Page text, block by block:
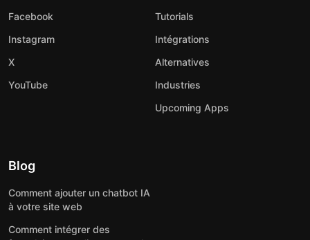
Facebook
Instagram
X
YouTube
Tutorials
Intégrations
Alternatives
Industries
Upcoming Apps
Blog
Comment ajouter un chatbot IA
à votre site web
Comment intégrer des